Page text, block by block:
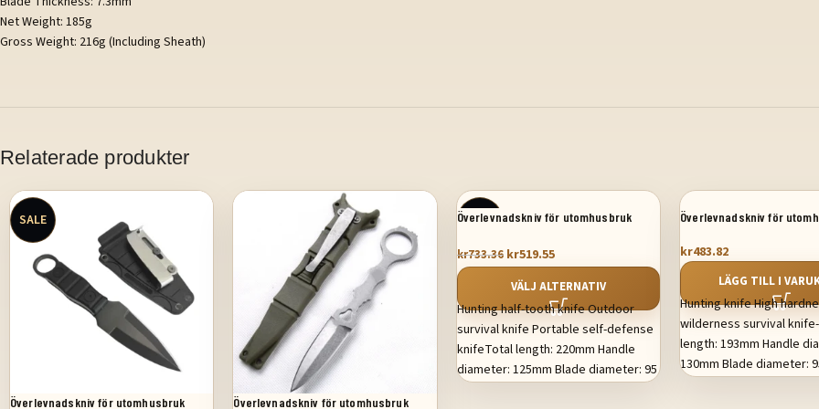
Net Weight: 185g
Gross Weight: 216g (Including Sheath)
Relaterade produkter
SALE
Överlevnadskniv för utomhusbruk Överlevnadskniv för utomhusbruk
SALE
Överlevnadskniv för utomhusbruk
kr733.36 kr519.55
VÄLJ ALTERNATIV
Hunting half-tooth knife Outdoor
survival knife Portable self-defense
knifeTotal length: 220mm Handle
diameter: 125mm Blade diameter: 95
Överlevnadskniv för
kr483.82
LÄGG TILL I
Hunting knife High
wilderness survival
length: 193mm Handle
130mm Blade diameter: